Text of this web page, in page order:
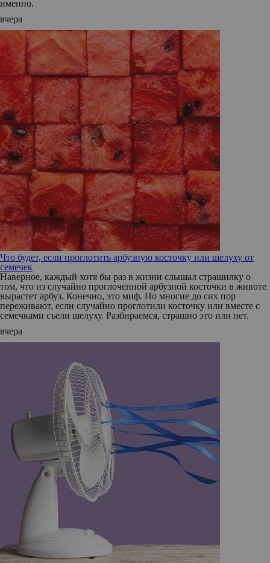
именно.
вчера
Что будет, если проглотить арбузную косточку или шелуху от
семечек
Наверное, каждый хотя бы раз в жизни слышал страшилку о
том, что из случайно проглоченной арбузной косточки в животе
вырастет арбуз. Конечно, это миф. Но многие до сих пор
переживают, если случайно проглотили косточку или вместе с
семечками съели шелуху. Разбираемся, страшно это или нет.
вчера